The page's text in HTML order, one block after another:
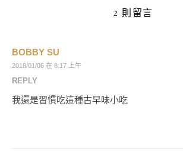
2 則留言
BOBBY SU
2018/01/06 在 8:17 上午
REPLY
我還是習慣吃這種古早味小吃